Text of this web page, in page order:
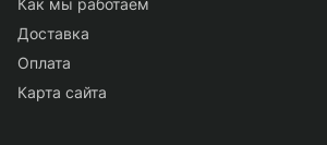
Как мы работаем
Доставка
Оплата
Карта сайта